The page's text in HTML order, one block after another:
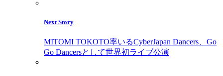
Next Story
MITOMI TOKOTO率いるCyberJapan Dancers、Go
Go Dancersとして世界初ライブ公演